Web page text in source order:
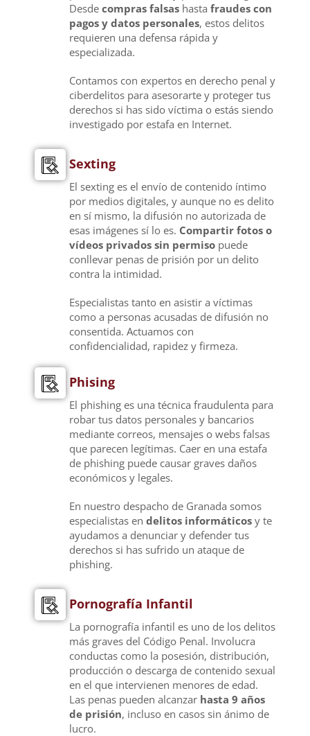
Desde compras falsas hasta fraudes con
pagos y datos personales, estos delitos
requieren una defensa rápida y
especializada.
Contamos con expertos en derecho penal y
ciberdelitos para asesorarte y proteger tus
derechos si has sido víctima o estás siendo
investigado por estafa en Internet.
Sexting
El sexting es el envío de contenido íntimo
por medios digitales, y aunque no es delito
en sí mismo, la difusión no autorizada de
esas imágenes sí lo es. Compartir fotos o
vídeos privados sin permiso puede
conllevar penas de prisión por un delito
contra la intimidad.
Especialistas tanto en asistir a víctimas
como a personas acusadas de difusión no
consentida. Actuamos con
confidencialidad, rapidez y firmeza.
Phising
El phishing es una técnica fraudulenta para
robar tus datos personales y bancarios
mediante correos, mensajes o webs falsas
que parecen legítimas. Caer en una estafa
de phishing puede causar graves daños
económicos y legales.
En nuestro despacho de Granada somos
especialistas en delitos informáticos y te
ayudamos a denunciar y defender tus
derechos si has sufrido un ataque de
phishing.
Pornografía Infantil
La pornografía infantil es uno de los delitos
más graves del Código Penal. Involucra
conductas como la posesión, distribución,
producción o descarga de contenido sexual
en el que intervienen menores de edad.
Las penas pueden alcanzar hasta 9 años
de prisión, incluso en casos sin ánimo de
lucro.